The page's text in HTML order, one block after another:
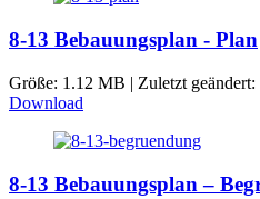
8-13 Bebauungsplan - Plan
Größe: 1.12 MB | Zuletzt geändert:
Download
8-13 Bebauungsplan –